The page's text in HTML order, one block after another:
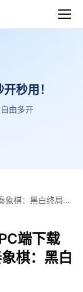
秒用！
由多开
象棋：黑白终局电
黑白终局攻略
端下载
棋：黑白